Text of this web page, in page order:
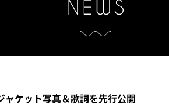
ケット写真＆歌詞を先行公開